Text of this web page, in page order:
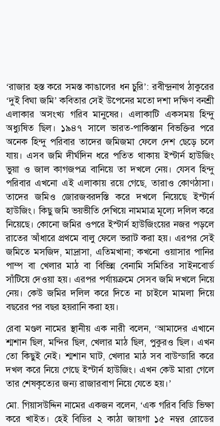
‘রাজার হস্ত করে সমস্ত কাঙালের ধন চুরি’: রবীন্দ্রনাথ ঠাকুরের
‘দুই বিঘা জমি’ কবিতার সেই উপেনের মতো দশা দক্ষিণ বনশ্রী
এলাকার অসংখ্য গরিব মানুষের। এলাকাটি একসময় হিন্দু
অধ্যুষিত ছিল। ১৯৪৭ সালে ভারত-পাকিস্তান বিভক্তির পরে
অনেক হিন্দু পরিবার তাদের জমিজমা ফেলে দেশ ছেড়ে চলে
যায়। এসব জমি দীর্ঘদিন ধরে পতিত থাকায় ইস্টার্ন হাউজিং
ভুয়া ও জাল কাগজপত্র বানিয়ে তা দখলে নেয়। যেসব হিন্দু
পরিবার এখনো এই এলাকায় রয়ে গেছে, তারাও কোণঠাসা।
তাদের জমিও জোরজবরদস্তি করে দখলে নিয়েছে ইস্টার্ন
হাউজিং। কিছু জমি ভয়ভীতি দেখিয়ে নামমাত্র মূল্যে দলিল করে
নিয়েছে। কোনো জমির ওপরে ইস্টার্ন হাউজিংয়ের নজর পড়লে
রাতের আঁধারে প্রথমে বালু ফেলে ভরাট করা হয়। এরপর সেই
জমিতে মসজিদ, মাদ্রাসা, এতিমখানা; কখনো ওয়াসার পানির
পাম্প বা খেলার মাঠ বা বিভিন্ন বেনামি সমিতির সাইনবোর্ড
সাঁটিয়ে দেওয়া হয়। এরপর পর্যায়ক্রমে সেসব জমি দখলে নিয়ে
নেয়। কেউ জমির দলিল করে দিতে না চাইলে মামলা দিয়ে
বছরের পর বছর হয়রানি করা হয়।
রেবা মণ্ডল নামের স্থানীয় এক নারী বলেন, ‘আমাদের এখানে
শ্মশান ছিল, মন্দির ছিল, খেলার মাঠ ছিল, পুকুরও ছিল। এখন
তো কিছুই নেই। শ্মশান ঘাট, খেলার মাঠ সব বাউন্ডারি করে
দখল করে নিয়ে গেছে ইস্টার্ন হাউজিং। এখন কেউ মারা গেলে
তার শেষকৃত্যের জন্য রাজারবাগ নিয়ে যেতে হয়।’
মো. গিয়াসউদ্দিন নামের একজন বলেন, ‘এক গরিব বিডি ভিক্ষা
করে খাইত। হেই বিডির ২ কাঠা জায়গা ১৫ নম্বর রোডের